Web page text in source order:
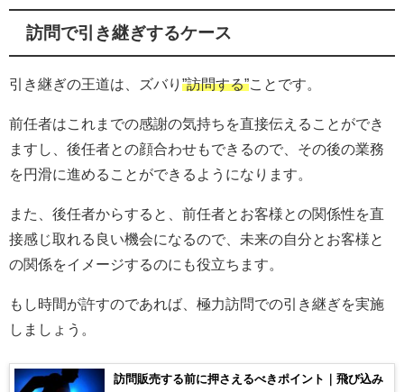
訪問で引き継ぎするケース
引き継ぎの王道は、ズバり ”訪問する” ことです。
前任者はこれまでの感謝の気持ちを直接伝えることができ
ますし、後任者との顔合わせもできるので、その後の業務
を円滑に進めることができるようになります。
また、後任者からすると、前任者とお客様との関係性を直
接感じ取れる良い機会になるので、未来の自分とお客様と
の関係をイメージするのにも役立ちます。
もし時間が許すのであれば、極力訪問での引き継ぎを実施
しましょう。
訪問販売する前に押さえるべきポイント｜飛び込み